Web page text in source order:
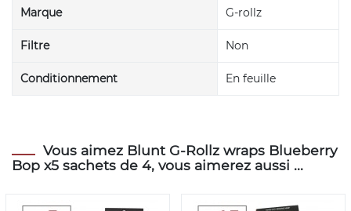
Marque G-rollz
Filtre Non
Conditionnement En feuille
Vous aimez Blunt G-Rollz wraps Blueberry
Bop x5 sachets de 4, vous aimerez aussi ...